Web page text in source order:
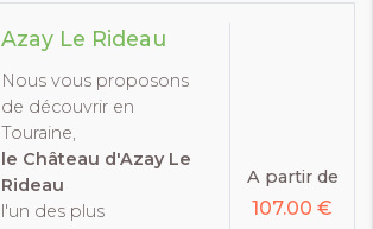
Azay Le Rideau
Nous vous proposons
de découvrir en
Touraine,
le Château d'Azay Le
Rideau
l'un des plus
A partir de
107.00 €